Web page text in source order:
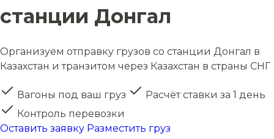
станции Донгал
Организуем отправку грузов со станции Донгал в
Казахстан и транзитом через Казахстан в страны СНГ
Вагоны под ваш груз
Расчёт ставки за 1 день
Контроль перевозки
Оставить заявку Разместить груз